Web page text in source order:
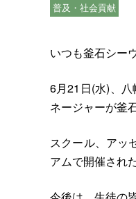
普及・社会貢献
いつも釜石シー
6月21日(水)、
ネージャーが釜
スクール、アッ
アムで開催され